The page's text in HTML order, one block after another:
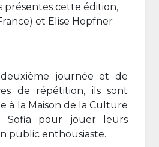
présentes cette édition,
et Elise Hopfner
journée et de
de répétition, ils sont
à la Maison de la Culture
Sofia pour jouer leurs
public enthousiaste.